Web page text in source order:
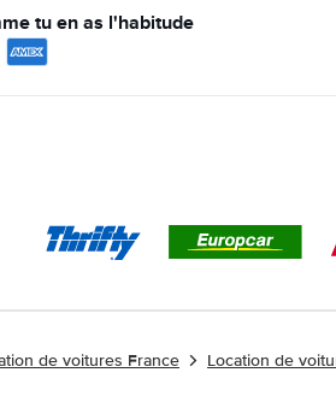
tu en as l'habitude
de voitures France Location de